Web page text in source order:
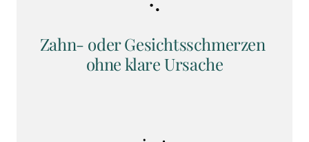
Zahn- oder Gesichtsschmerzen
ohne klare Ursache